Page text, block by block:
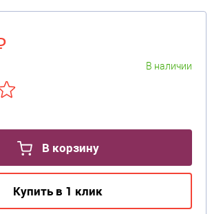
В наличии
В корзину
Купить в 1 клик